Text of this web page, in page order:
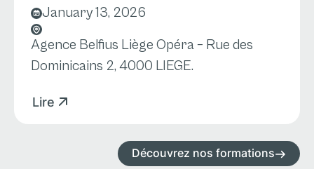
January 13, 2026
Agence Belfius Liège Opéra – Rue des
Dominicains 2, 4000 LIEGE.
Lire
Découvrez nos formations